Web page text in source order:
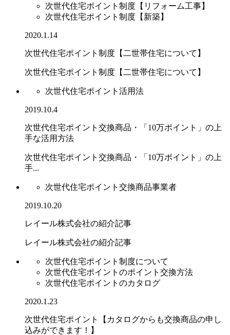
次世代住宅ポイント制度【リフォーム工事】
次世代住宅ポイント制度【新築】
2020.1.14
次世代住宅ポイント制度【二世帯住宅について】
次世代住宅ポイント制度【二世帯住宅について】
次世代住宅ポイント活用法
2019.10.4
次世代住宅ポイント交換商品・「10万ポイント」の上
手な活用方法
次世代住宅ポイント交換商品・「10万ポイント」の上
手...
次世代住宅ポイント交換商品事業者
2019.10.20
レイール株式会社の紹介記事
レイール株式会社の紹介記事
次世代住宅ポイント制度について
次世代住宅ポイントのポイント交換方法
次世代住宅ポイントのカタログ
2020.1.23
次世代住宅ポイント【カタログからも交換商品の申し
込みができます！】